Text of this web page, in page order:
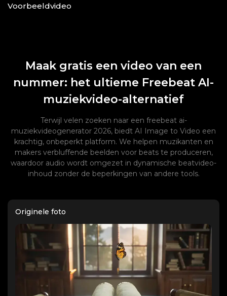
Voorbeeldvideo
Maak gratis een video van een
nummer: het ultieme Freebeat AI-
muziekvideo-alternatief
Terwijl velen zoeken naar een freebeat ai-
muziekvideogenerator 2026, biedt AI Image to Video een
krachtig, onbeperkt platform. We helpen muzikanten en
makers verbluffende beelden voor beats te produceren,
waardoor audio wordt omgezet in dynamische beatvideo-
inhoud zonder de beperkingen van andere tools.
Originele foto